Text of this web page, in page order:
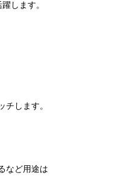
します。
します。
など用途は